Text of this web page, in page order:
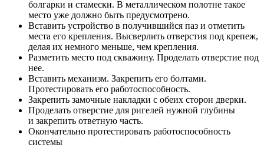
болгарки и стамески. В металлическом полотне такое
место уже должно быть предусмотрено.
Вставить устройство в получившийся паз и отметить
места его крепления. Высверлить отверстия под крепеж,
делая их немного меньше, чем крепления.
Разметить место под скважину. Проделать отверстие под
нее.
Вставить механизм. Закрепить его болтами.
Протестировать его работоспособность.
Закрепить замочные накладки с обеих сторон дверки.
Проделать отверстие для ригелей нужной глубины
и закрепить ответную часть.
Окончательно протестировать работоспособность
системы